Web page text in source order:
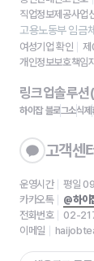
직업정보제공사업
고용노동부 임금
여성기업 확인
개인정보보호책임
링크업솔루
하이잡 블로그소식제
고객센
운영시간
평일
카카오톡
@하이
전화번호
02-
이메일